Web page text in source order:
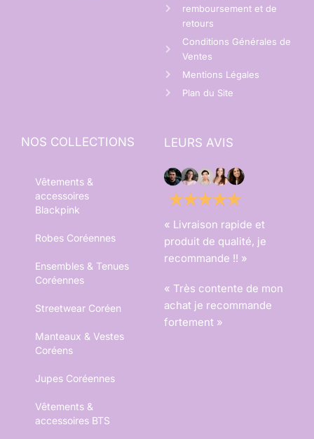
remboursement et de
retours
Conditions Générales de
Ventes
Mentions Légales
Plan du Site
NOS COLLECTIONS
Vêtements &
accessoires
Blackpink
Robes Coréennes
Ensembles & Tenues
Coréennes
Streetwear Coréen
Manteaux & Vestes
Coréens
Jupes Coréennes
Vêtements &
accessoires BTS
LEURS AVIS
« Livraison rapide et
produit de qualité, je
recommande !! »
« Très contente de mon
achat je recommande
fortement »